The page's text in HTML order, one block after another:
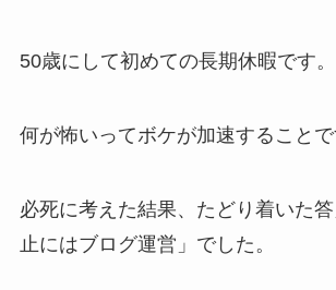
50歳にして初めての長期休暇です。
何が怖いってボケが加速することで
必死に考えた結果、たどり着いた
止にはブログ運営」でした。